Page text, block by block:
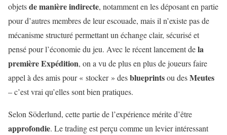
objetsde manière indirecte, notamment en les déposant en partie
pour d’autres membres de leur escouade, mais il n’existe pas de
mécanisme structuré permettant un échange clair, sécurisé et
pensé pour l’économie du jeu. Avec le récent lancement dela
première Expédition, on a vu de plus en plus de joueurs faire
appel à des amis pour « stocker » desblueprintsou desMeutes
– c’est vrai qu’elles sont bien pratiques.
Selon Söderlund, cette partie de l’expérience mérite d’être
approfondie. Le trading est perçu comme un levier intéressant